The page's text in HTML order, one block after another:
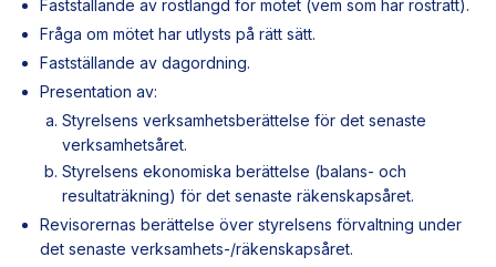
Fastställande av röstlängd för mötet (vem som har rösträtt).
Fråga om mötet har utlysts på rätt sätt.
Fastställande av dagordning.
Presentation av:
Styrelsens verksamhetsberättelse för det senaste
verksamhetsåret.
Styrelsens ekonomiska berättelse (balans- och
resultaträkning) för det senaste räkenskapsåret.
Revisorernas berättelse över styrelsens förvaltning under
det senaste verksamhets-/räkenskapsåret.